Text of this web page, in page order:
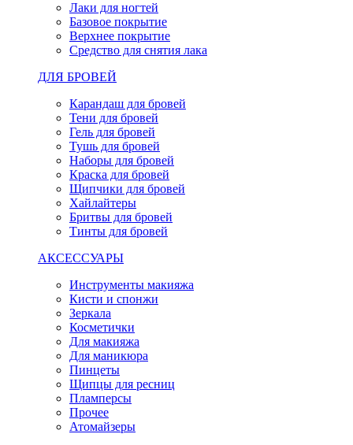
Лаки для ногтей
Базовое покрытие
Верхнее покрытие
Средство для снятия лака
ДЛЯ БРОВЕЙ
Карандаш для бровей
Тени для бровей
Гель для бровей
Тушь для бровей
Наборы для бровей
Краска для бровей
Щипчики для бровей
Хайлайтеры
Бритвы для бровей
Тинты для бровей
АКСЕССУАРЫ
Инструменты макияжа
Кисти и спонжи
Зеркала
Косметички
Для макияжа
Для маникюра
Пинцеты
Щипцы для ресниц
Пламперсы
Прочее
Атомайзеры